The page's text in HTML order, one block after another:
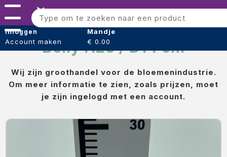
Menu
Bloomshaper
Kleintje knip + Bloemensnijder
Papier (verpakking)
Inloggen
Account maken
Mandje
€ 0.00
Belly H25 / D14 cm
Wij zijn groothandel voor de bloemenindustrie.
Om meer informatie te zien, zoals prijzen, moet
je zijn ingelogd met een account.